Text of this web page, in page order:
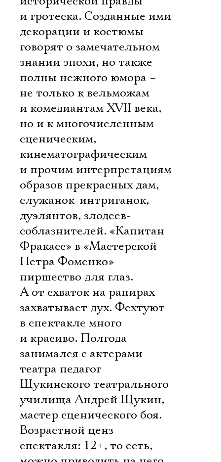
и гротеска. Созданные ими
декорации и костюмы
говорят о замечательном
знании эпохи, но также
полны нежного юмора –
не только к вельможам
и комедиантам XVII века,
но и к многочисленным
сценическим,
кинематографическим
и прочим интерпретациям
образов прекрасных дам,
служанок-интриганок,
дуэлянтов, злодеев-
соблазнителей. «Капитан
Фракасс» в «Мастерской
Петра Фоменко» 
пиршество для глаз.
А от схваток на рапирах
захватывает дух. Фехтуют
в спектакле много
и красиво. Полгода
занимался с актерами
театра педагог
Щукинского театрального
училища Андрей Щукин,
мастер сценического боя.
Возрастной ценз
спектакля: 12+, то есть,